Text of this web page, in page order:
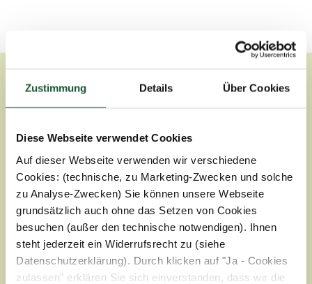
Zustimmung Details Über Cookies
Diese Webseite verwendet Cookies
Auf dieser Webseite verwenden wir verschiedene
Cookies: (technische, zu Marketing-Zwecken und solche
zu Analyse-Zwecken) Sie können unsere Webseite
grundsätzlich auch ohne das Setzen von Cookies
besuchen (außer den technische notwendigen). Ihnen
steht jederzeit ein Widerrufsrecht zu (siehe
Datenschutzerklärung). Durch klicken auf "Ja - Cookies
zulassen" erklären Sie sich einverstanden, dass wir die
ÜBER EGLE
RECHTLICHE HINWEISE
SERVICE